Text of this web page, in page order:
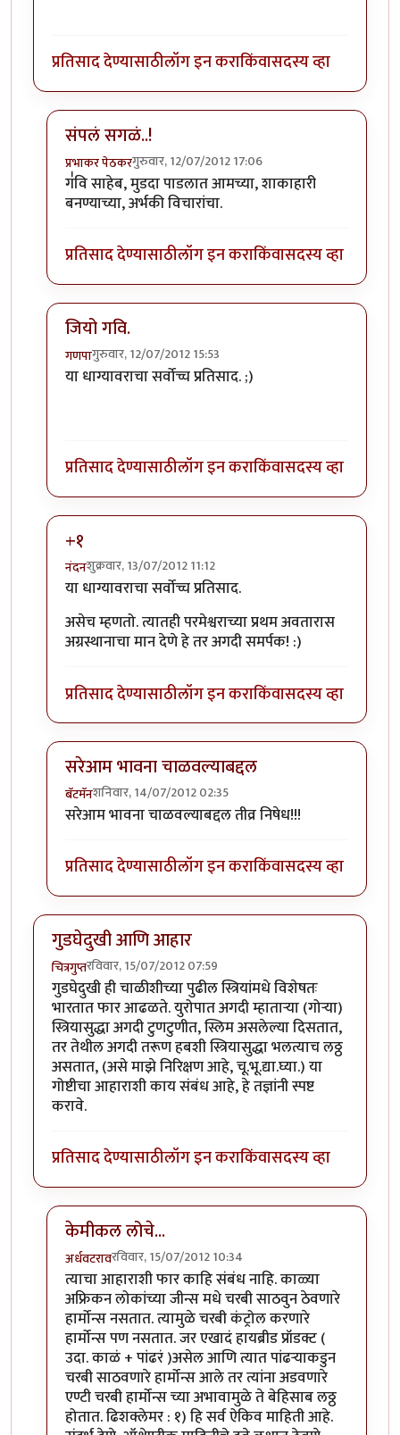
प्रतिसाद देण्यासाठीलॉग इन कराकिंवासदस्य व्हा
संपलं सगळं..!
प्रभाकर पेठकरगुरुवार, 12/07/2012 17:06
In reply to...byगवि
ग॑वि साहेब, मुडदा पाडलात आमच्या, शाकाहारी
बनण्याच्या, अर्भकी विचारांचा.
प्रतिसाद देण्यासाठीलॉग इन कराकिंवासदस्य व्हा
जियो गवि.
गणपागुरुवार, 12/07/2012 15:53
In reply to...byगवि
या धाग्यावराचा सर्वोच्च प्रतिसाद. ;)
प्रतिसाद देण्यासाठीलॉग इन कराकिंवासदस्य व्हा
+१
नंदनशुक्रवार, 13/07/2012 11:12
In reply to...byगवि
या धाग्यावराचा सर्वोच्च प्रतिसाद.
असेच म्हणतो. त्यातही परमेश्वराच्या प्रथम अवतारास
अग्रस्थानाचा मान देणे हे तर अगदी समर्पक! :)
प्रतिसाद देण्यासाठीलॉग इन कराकिंवासदस्य व्हा
सरेआम भावना चाळवल्याबद्दल
बॅटमॅनशनिवार, 14/07/2012 02:35
In reply to...byगवि
सरेआम भावना चाळवल्याबद्दल तीव्र निषेध!!!
प्रतिसाद देण्यासाठीलॉग इन कराकिंवासदस्य व्हा
गुडघेदुखी आणि आहार
चित्रगुप्तरविवार, 15/07/2012 07:59
गुडघेदुखी ही चाळीशीच्या पुढील स्त्रियांमधे विशेषतः
भारतात फार आढळते. युरोपात अगदी म्हातार्‍या (गोर्‍या)
स्त्रियासुद्धा अगदी टुणटुणीत, स्लिम असलेल्या दिसतात,
तर तेथील अगदी तरूण हबशी स्त्रियासुद्धा भलत्याच लठ्ठ
असतात, (असे माझे निरिक्षण आहे, चू.भू.द्या.घ्या.) या
गोष्टीचा आहाराशी काय संबंध आहे, हे तज्ञांनी स्पष्ट
करावे.
प्रतिसाद देण्यासाठीलॉग इन कराकिंवासदस्य व्हा
केमीकल लोचे...
अर्धवटरावरविवार, 15/07/2012 10:34
In reply toगुडघेदुखी आणि आहारbyचित्रगुप्त
त्याचा आहाराशी फार काहि संबंध नाहि. काळ्या
अफ्रिकन लोकांच्या जीन्स मधे चरबी साठवुन ठेवणारे
हार्मोन्स नसतात. त्यामुळे चरबी कंट्रोल करणारे
हार्मोन्स पण नसतात. जर एखादं हायब्रीड प्रॉडक्ट (
उदा. काळं + पांढरं )असेल आणि त्यात पांढर्‍याकडुन
चरबी साठवणारे हार्मोन्स आले तर त्यांना अडवणारे
एण्टी चरबी हार्मोन्स च्या अभावामुळे ते बेहिसाब लठ्ठ
होतात. ढिशक्लेमर : १) हि सर्व ऐकिव माहिती आहे.